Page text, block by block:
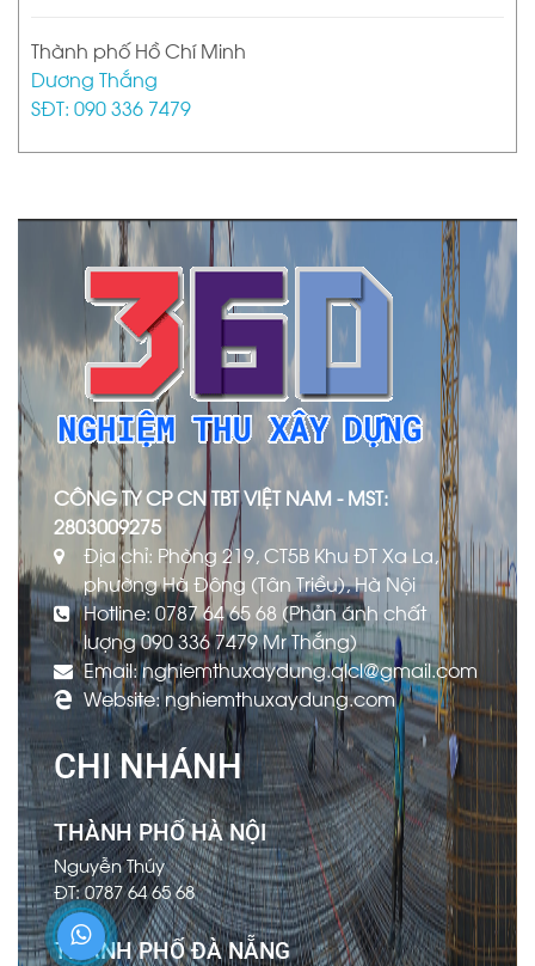
Thành phố Hồ Chí Minh
Dương Thắng
SĐT: 090 336 7479
CÔNG TY CP CN TBT VIỆT NAM - MST:
2803009275
Địa chỉ: Phòng 219, CT5B Khu ĐT Xa La,
phường Hà Đông (Tân Triều), Hà Nội
Hotline: 0787 64 65 68 (Phản ánh chất
lượng 090 336 7479 Mr Thắng)
Email: nghiemthuxaydung.qlcl@gmail.com
Website: nghiemthuxaydung.com
CHI NHÁNH
THÀNH PHỐ HÀ NỘI
Nguyễn Thúy
ĐT: 0787 64 65 68
THÀNH PHỐ ĐÀ NẴNG